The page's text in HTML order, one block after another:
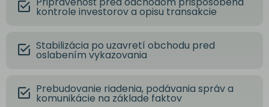
kontrole investorov a opisu transakcie
Stabilizácia po uzavretí obchodu pred
oslabením vykazovania
Prebudovanie riadenia, podávania správ a
komunikácie na základe faktov